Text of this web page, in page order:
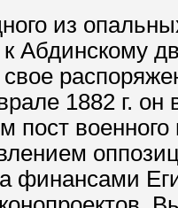
из
Абдинскому
1882 г.
пост
финансами